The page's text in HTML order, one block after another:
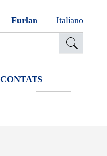
Furlan Italiano
CONTATS